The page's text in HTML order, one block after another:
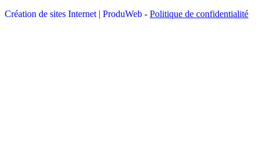
Création de sites Internet | ProduWeb - Politique de confidentialité